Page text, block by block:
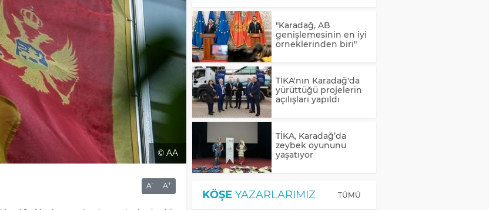
© AA
A- A+
"Karadağ, AB
genişlemesinin en iyi
örneklerinden biri"
TİKA'nın Karadağ'da
yürüttüğü projelerin
açılışları yapıldı
TİKA, Karadağ’da
zeybek oyununu
yaşatıyor
KÖŞE YAZARLARIMIZ TÜMÜ